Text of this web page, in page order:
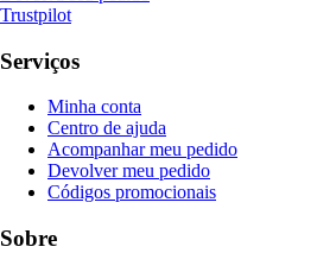
Trustpilot
Serviços
Minha conta
Centro de ajuda
Acompanhar meu pedido
Devolver meu pedido
Códigos promocionais
Sobre